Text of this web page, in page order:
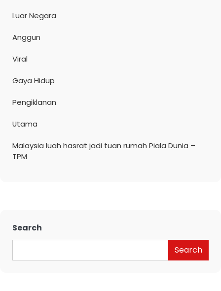
Luar Negara
Anggun
Viral
Gaya Hidup
Pengiklanan
Utama
Malaysia luah hasrat jadi tuan rumah Piala Dunia –
TPM
Search
Search